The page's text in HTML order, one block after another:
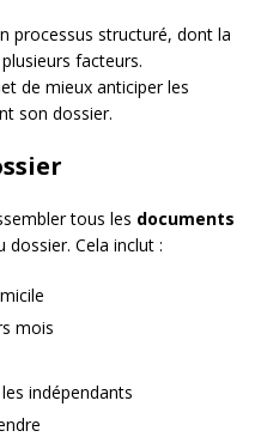
processus structuré, dont la
facteurs.
de mieux anticiper les
son dossier.
tous les documents
Cela inclut :
mois
indépendants